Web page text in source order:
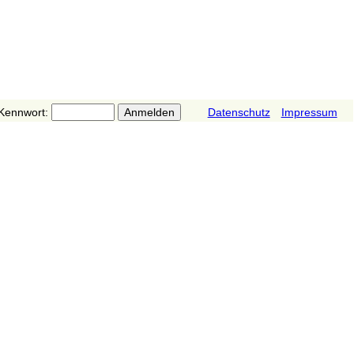
Datenschutz Impressum